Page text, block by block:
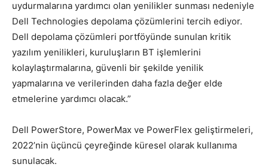
uydurmalarına yardımcı olan yenilikler sunması nedeniyle
Dell Technologies depolama çözümlerini tercih ediyor.
Dell depolama çözümleri portföyünde sunulan kritik
yazılım yenilikleri, kuruluşların BT işlemlerini
kolaylaştırmalarına, güvenli bir şekilde yenilik
yapmalarına ve verilerinden daha fazla değer elde
etmelerine yardımcı olacak.”
Dell PowerStore, PowerMax ve PowerFlex geliştirmeleri,
2022’nin üçüncü çeyreğinde küresel olarak kullanıma
sunulacak.